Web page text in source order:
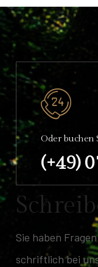
Oder buchen
(+49)
Schreib
Sie haben
schriftlich bei